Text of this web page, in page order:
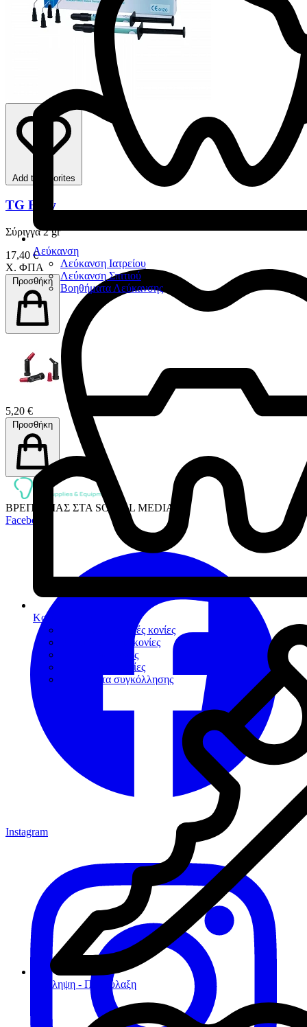
Λεύκανση
Λεύκανση Ιατρείου
Λεύκανση Σπιτιού
Βοηθήματα Λεύκανσης
Κονίες Συγκόλλησης
Πολυκαρβοξυλικές κονίες
Υαλοϊονομερείς κονίες
Ρητινώδεις κονίες
Προσωρινές κονίες
Βοηθήματα συγκόλλησης
Πρόληψη - Προφύλαξη
Add to favorites
TG Flow
Σύριγγα 2 gr
17,40 €
Χ. ΦΠΑ
Προσθήκη
5,20 €
Προσθήκη
ΒΡΕΙΤΕ ΜΑΣ ΣΤΑ SOCIAL MEDIA:
Facebook
Instagram